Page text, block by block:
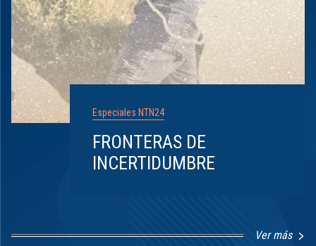
Especiales NTN24
FRONTERAS DE
INCERTIDUMBRE
Ver más